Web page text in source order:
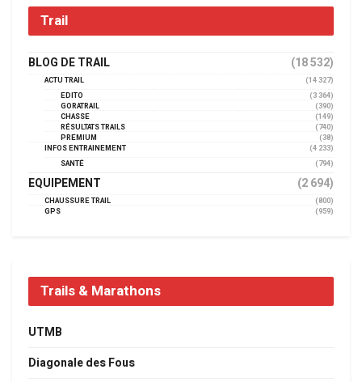
Trail
BLOG DE TRAIL (18 532)
ACTU TRAIL
(14 327)
EDITO
(3 364)
GORATRAIL
(390)
CHASSE
(149)
RÉSULTATS TRAILS
(740)
PREMIUM
(38)
INFOS ENTRAINEMENT
(4 233)
SANTÉ
(794)
EQUIPEMENT (2 694)
CHAUSSURE TRAIL
(800)
GPS
(959)
Trails & Marathons
UTMB
Diagonale des Fous